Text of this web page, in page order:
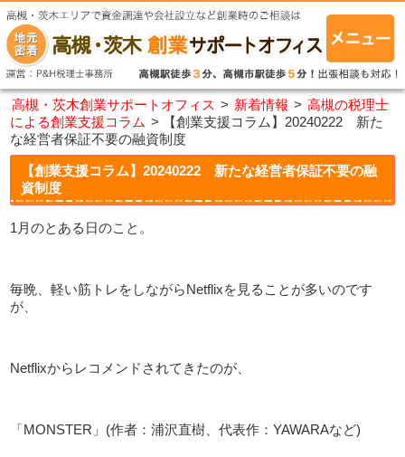
高槻・茨木創業サポートオフィス > 新着情報 > 高槻の税理士
による創業支援コラム >
【創業支援コラム】20240222 新た
な経営者保証不要の融資制度
【創業支援コラム】20240222 新たな経営者保証不要の融
資制度
1月のとある日のこと。
毎晩、軽い筋トレをしながらNetflixを見ることが多いのです
が、
Netflixからレコメンドされてきたのが、
「MONSTER」(作者：浦沢直樹、代表作：YAWARAなど)